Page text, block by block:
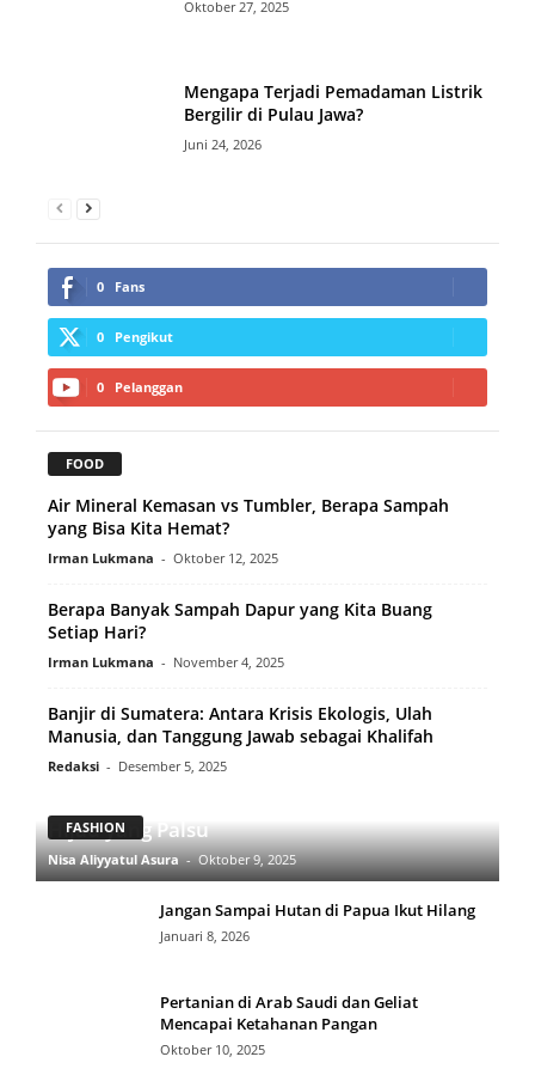
Oktober 27, 2025
Mengapa Terjadi Pemadaman Listrik
Bergilir di Pulau Jawa?
Juni 24, 2026
0 Fans
0 Pengikut
0 Pelanggan
FOOD
Air Mineral Kemasan vs Tumbler, Berapa Sampah
yang Bisa Kita Hemat?
Irman Lukmana - Oktober 12, 2025
Berapa Banyak Sampah Dapur yang Kita Buang
Setiap Hari?
Irman Lukmana - November 4, 2025
Banjir di Sumatera: Antara Krisis Ekologis, Ulah
Manusia, dan Tanggung Jawab sebagai Khalifah
Redaksi - Desember 5, 2025
FASHION
Hijau yang Palsu
Nisa Aliyyatul Asura - Oktober 9, 2025
Jangan Sampai Hutan di Papua Ikut Hilang
Januari 8, 2026
Pertanian di Arab Saudi dan Geliat
Mencapai Ketahanan Pangan
Oktober 10, 2025